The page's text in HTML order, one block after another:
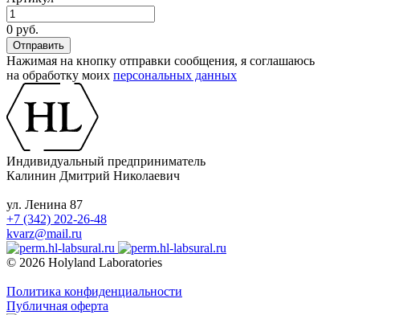
0 руб.
Нажимая на кнопку отправки сообщения, я соглашаюсь
на обработку моих персональных данных
Индивидуальный предприниматель
Калинин Дмитрий Николаевич
ул. Ленина 87
+7 (342) 202-26-48
kvarz@mail.ru
© 2026 Holyland Laboratories
Политика конфиденциальности
Публичная оферта